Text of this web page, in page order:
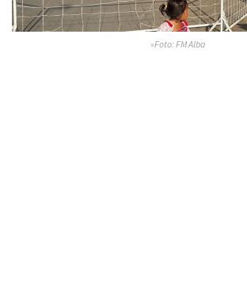
»Foto: FM Alba